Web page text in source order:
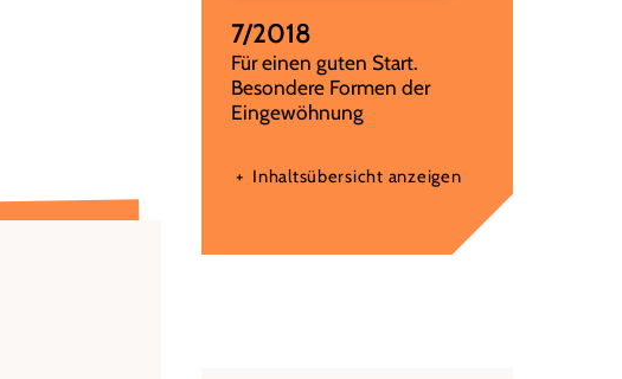
7/2018
:
Für einen guten Start.
Besondere Formen der
Eingewöhnung
Inhaltsübersicht anzeigen